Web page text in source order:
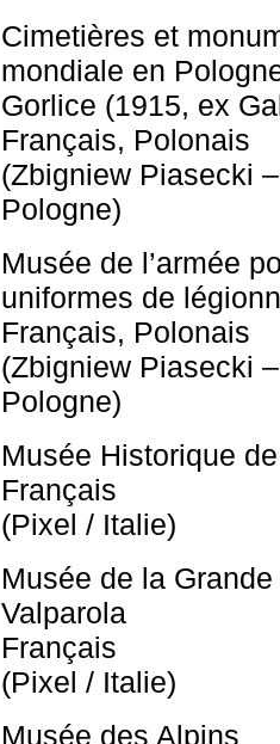
Cimetières et
mondiale en
Gorlice (1915, ex
Français, Polonais
(Zbigniew Piasecki –
Pologne)
Musée de l’armée
uniformes de
Français, Polonais
(Zbigniew Piasecki –
Pologne)
Musée Historique
Français
(Pixel / Italie)
Musée de la
Valparola
Français
(Pixel / Italie)
Musée des Alpins